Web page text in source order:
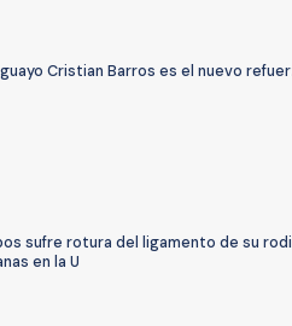
Cristian Barros es el nuevo
sufre rotura del ligamento de su
en la U